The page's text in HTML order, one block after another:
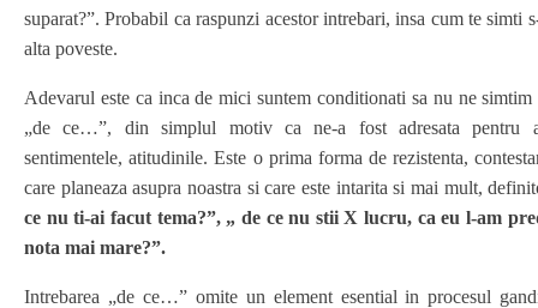
suparat?”. Probabil ca raspunzi acestor intrebari, insa cum te simti
alta poveste.
Adevarul este ca inca de mici suntem conditionati sa nu ne
„de ce…”, din simplul motiv ca ne-a fost adresata pentru
sentimentele, atitudinile. Este o prima forma de rezistenta,
care planeaza asupra noastra si care este intarita si mai mult,
ce nu ti-ai facut tema?”, „ de ce nu stii X lucru, ca eu l-am
nota mai mare?”.
Intrebarea „de ce…” omite un element esential in procesul